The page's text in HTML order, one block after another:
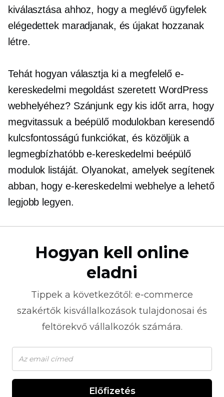
kiválasztása ahhoz, hogy a meglévő ügyfelek
elégedettek maradjanak, és újakat hozzanak
létre.
Tehát hogyan választja ki a megfelelő e-
kereskedelmi megoldást szeretett WordPress
webhelyéhez? Szánjunk egy kis időt arra, hogy
megvitassuk a beépülő modulokban keresendő
kulcsfontosságú funkciókat, és közöljük a
legmegbízhatóbb e-kereskedelmi beépülő
modulok listáját. Olyanokat, amelyek segítenek
abban, hogy e-kereskedelmi webhelye a lehető
legjobb legyen.
Hogyan kell online
eladni
Tippek a következőtől: e-commerce
szakértők kisvállalkozások tulajdonosai és
feltörekvő vállalkozók számára.
Előfizetés